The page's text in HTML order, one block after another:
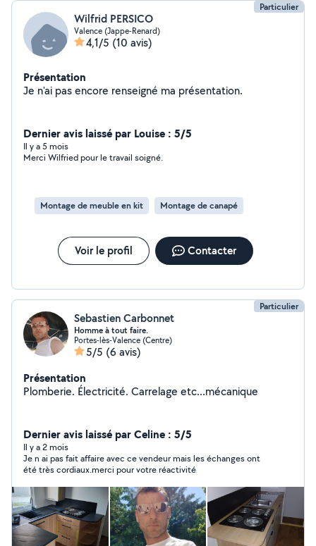
Particulier
Wilfrid PERSICO
Valence (Jappe-Renard)
4,1/5 (10 avis)
Présentation
Je n'ai pas encore renseigné ma présentation.
Dernier avis laissé par Louise : 5/5
Il y a 5 mois
Merci Wilfried pour le travail soigné.
Montage de meuble en kit Montage de canapé
Voir le profil Contacter
Particulier
Sebastien Carbonnet
Homme à tout faire.
Portes-lès-Valence (Centre)
5/5 (6 avis)
Présentation
Plomberie. Électricité. Carrelage etc...mécanique
Dernier avis laissé par Celine : 5/5
Il y a 2 mois
Je n ai pas fait affaire avec ce vendeur mais les échanges ont
été très cordiaux.merci pour votre réactivité